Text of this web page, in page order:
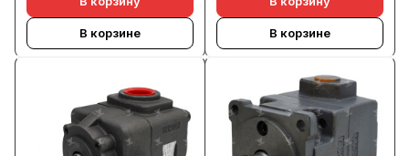
В корзине В корзине